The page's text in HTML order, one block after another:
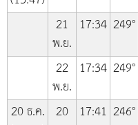
21
พ.ย.
17:34 249°
22
พ.ย.
17:34 249°
20 ธ.ค. 20 17:41 246°